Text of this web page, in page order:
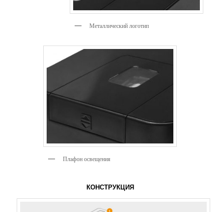
Метaллический логотип
Плaфон освещения
КОНСТРУКЦИЯ